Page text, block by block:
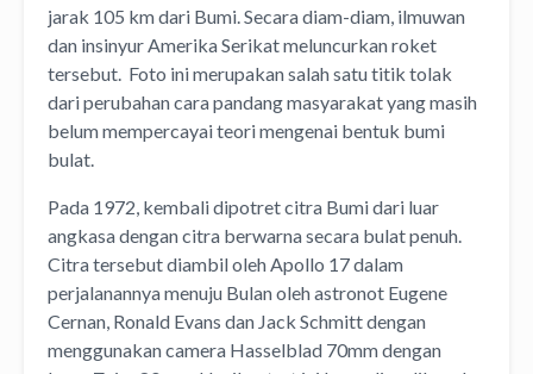
jarak 105 km dari Bumi. Secara diam-diam, ilmuwan
dan insinyur Amerika Serikat meluncurkan roket
tersebut. Foto ini merupakan salah satu titik tolak
dari perubahan cara pandang masyarakat yang masih
belum mempercayai teori mengenai bentuk bumi
bulat.
Pada 1972, kembali dipotret citra Bumi dari luar
angkasa dengan citra berwarna secara bulat penuh.
Citra tersebut diambil oleh Apollo 17 dalam
perjalanannya menuju Bulan oleh astronot Eugene
Cernan, Ronald Evans dan Jack Schmitt dengan
menggunakan camera Hasselblad 70mm dengan